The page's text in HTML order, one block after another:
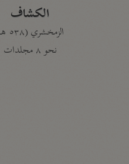
الكشاف
الزمخشري (٥٣٨ هـ)
نحو ٨ مجلدات